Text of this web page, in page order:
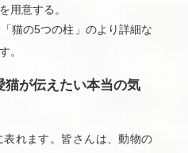
用意する。
猫の5つの柱」のより詳細な
。
猫が伝えたい本当の気
れます。皆さんは、動物の